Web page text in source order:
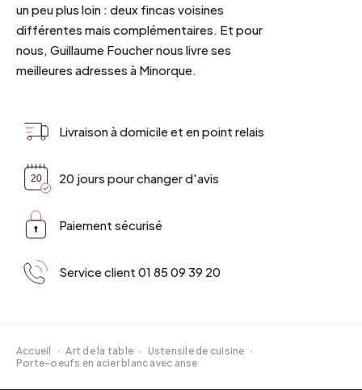
un peu plus loin : deux fincas voisines
différentes mais complémentaires. Et pour
nous, Guillaume Foucher nous livre ses
meilleures adresses à Minorque.
Livraison à domicile et en point relais
20 jours pour changer d'avis
Paiement sécurisé
Service client 01 85 09 39 20
Accueil · Art de la table · Ustensile de cuisine ·
Porte-oeufs en acier blanc avec anse